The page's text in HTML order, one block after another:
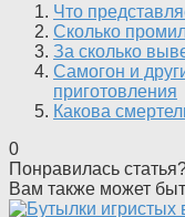
Что
Сколько
За сколько
Самогон и
приготовления
Какова
0
Понравилась
Вам также может